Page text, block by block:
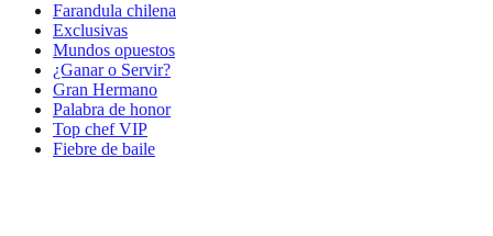
Farandula chilena
Exclusivas
Mundos opuestos
¿Ganar o Servir?
Gran Hermano
Palabra de honor
Top chef VIP
Fiebre de baile